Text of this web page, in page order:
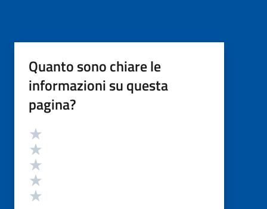
Quanto sono chiare le
informazioni su questa
pagina?
Valutazione